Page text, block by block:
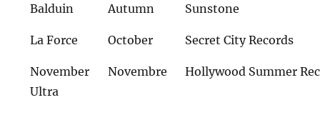
Balduin Autumn Sunstone
La Force October Secret City Records
November
Ultra
Novembre Hollywood Summer